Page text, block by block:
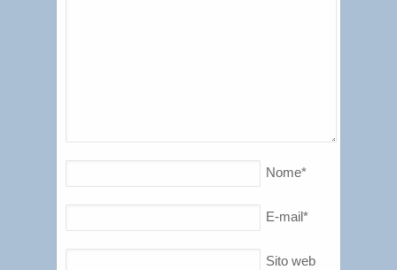
Nome*
E-mail*
Sito web